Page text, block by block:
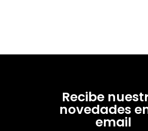
Recibe
novedades
email